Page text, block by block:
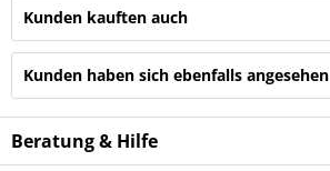
Kunden kauften auch
Kunden haben sich ebenfalls angesehen
Beratung & Hilfe